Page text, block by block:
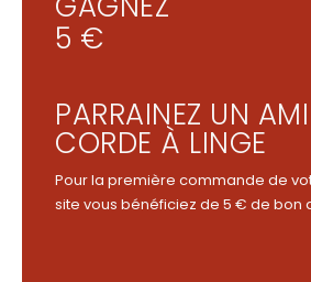
5 €
PARRAINEZ UN
CORDE À LINGE
Pour la première commande de
site vous bénéficiez de 5 € de bon